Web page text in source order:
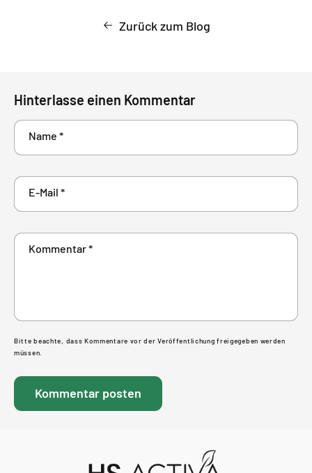
Zurück zum Blog
Hinterlasse einen Kommentar
Name *
E-Mail *
Kommentar*
Bitte beachte, dass Kommentare vor der Veröffentlichung freigegeben werden
müssen.